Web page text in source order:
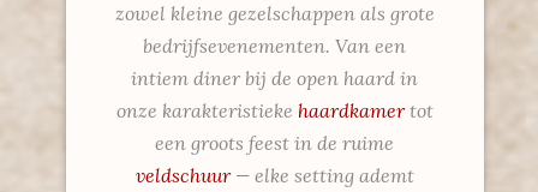
zowel kleine gezelschappen als grote
bedrijfsevenementen. Van een
intiem diner bij de open haard in
onze karakteristieke haardkamertot
een groots feest in de ruime
veldschuur— elke setting ademt